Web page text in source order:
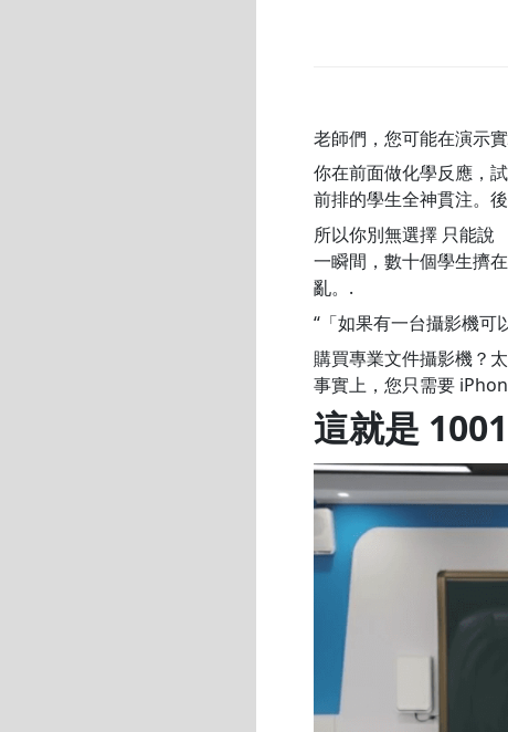
老師們，您可能在演示
你在前面做化學反應，
前排的學生全神貫注。
所以你別無選擇 只能說
一瞬間，數十個學生擠
亂。.
“「如果有一台攝影機可
購買專業文件攝影機？
事實上，您只需要
這就是